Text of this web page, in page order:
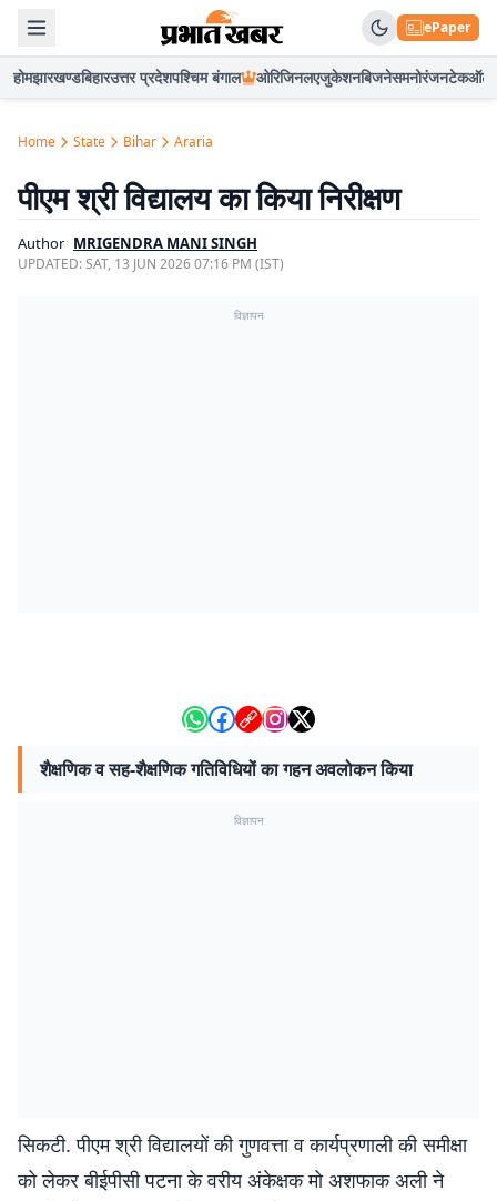
ePaper
होमझारखण्डबिहारउत्तर प्रदेशपश्चिम बंगाल ओरिजिनलएजुकेशनबिजनेसमनोरंजनटेकऑटो
Home State Bihar Araria
पीएम श्री विद्यालय का किया निरीक्षण
Author MRIGENDRA MANI SINGH
UPDATED:SAT, 13 JUN 2026 07:16 PM (IST)
विज्ञापन
शैक्षणिक व सह-शैक्षणिक गतिविधियों का गहन अवलोकन किया
विज्ञापन
सिकटी. पीएम श्री विद्यालयों की गुणवत्ता व कार्यप्रणाली की समीक्षा
को लेकर बीईपीसी पटना के वरीय अंकेक्षक मो अशफाक अली ने